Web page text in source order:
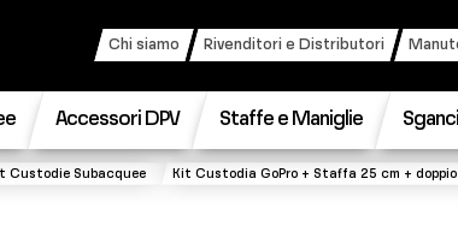
Chi siamo Rivenditori e Distributori
Accessori DPV Staffe e Maniglie
Custodie Subacquee Kit Custodia GoPro + Staffa 25 cm +